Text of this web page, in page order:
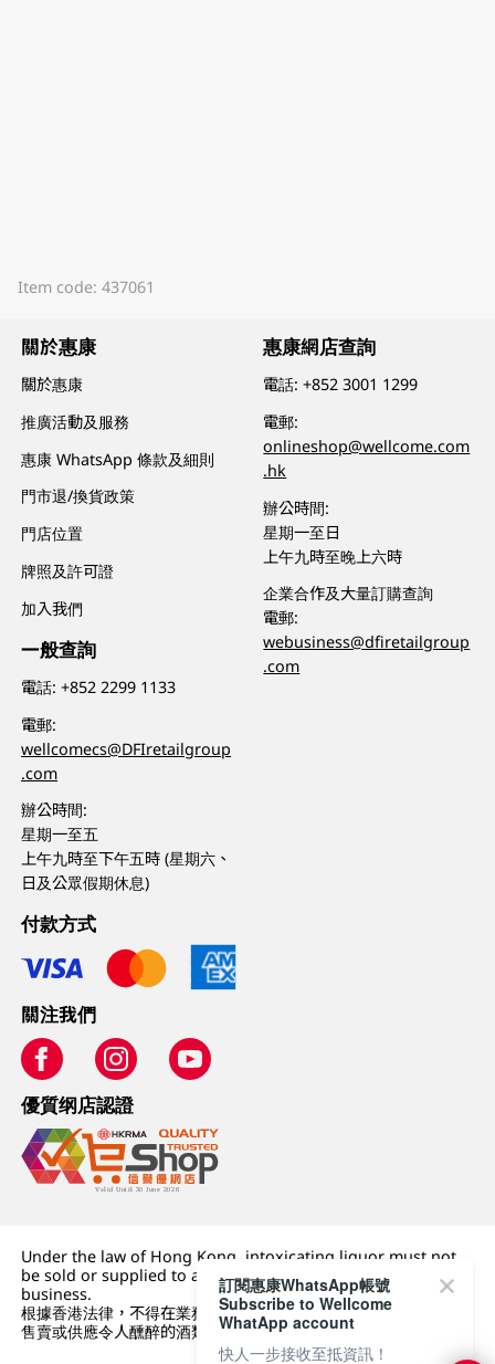
Item code: 437061
關於惠康
關於惠康
推廣活動及服務
惠康 WhatsApp 條款及細則
門市退/換貨政策
門店位置
牌照及許可證
加入我們
一般查詢
電話:+852 2299 1133
電郵:
wellcomecs@DFIretailgroup
.com
辦公時間:
星期一至五
上午九時至下午五時 (星期六、
日及公眾假期休息)
惠康網店查詢
電話:+852 3001 1299
電郵:
onlineshop@wellcome.com
.hk
辦公時間:
星期一至日
上午九時至晚上六時
企業合作及大量訂購查詢
電郵:
webusiness@dfiretailgroup
.com
付款方式
關注我們
優質纲店認證
Under the law of Hong Kong, intoxicating liquor must not
be sold or supplied to a minor (under 18) in the course of
business.
根據香港法律，不得在業務過程中，向未成年人 (18 歲以下人士)
售賣或供應令人醺醉的酒類。
訂閱惠康WhatsApp帳號
Subscribe to Wellcome
WhatApp account
快人一步接收至抵資訊！